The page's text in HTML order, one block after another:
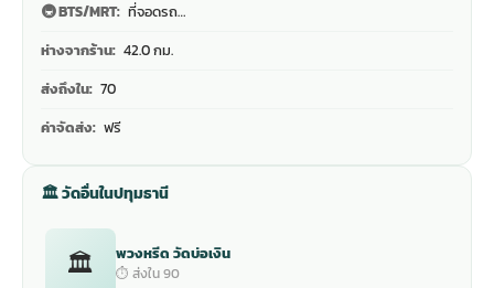
🚇 BTS/MRT: ที่จอดรถ…
ห่างจากร้าน: 42.0 กม.
ส่งถึงใน: 70
ค่าจัดส่ง: ฟรี
🏛 วัดอื่นในปทุมธานี
🏛 พวงหรีด วัดบ่อเงิน
⏱ ส่งใน 90